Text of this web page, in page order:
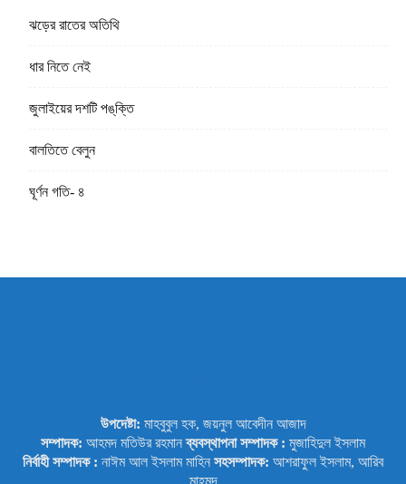
ঝড়ের রাতের অতিথি
ধার নিতে নেই
জুলাইয়ের দশটি পঙ্‌ক্তি
বালতিতে বেলুন
ঘূর্ণন গতি- ৪
উপদেষ্টা: মাহবুবুল হক, জয়নুল আবেদীন আজাদ
সম্পাদক: আহমদ মতিউর রহমানব্যবস্থাপনা সম্পাদক : মুজাহিদুল ইসলাম
নির্বাহী সম্পাদক : নাঈম আল ইসলাম মাহিন সহসম্পাদক: আশরাফুল ইসলাম, আরিব
মাহমুদ